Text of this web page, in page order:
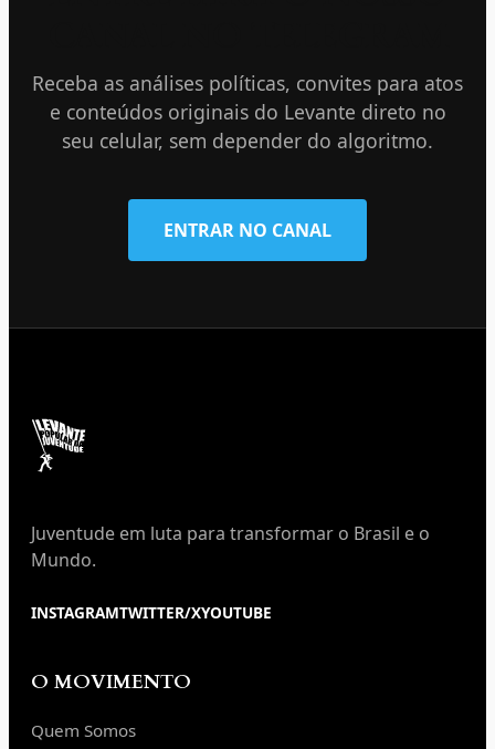
Receba as análises políticas, convites para atos
e conteúdos originais do Levante direto no
seu celular, sem depender do algoritmo.
ENTRAR NO CANAL
Juventude em luta para transformar o Brasil e o
Mundo.
INSTAGRAMTWITTER/XYOUTUBE
O MOVIMENTO
Quem Somos